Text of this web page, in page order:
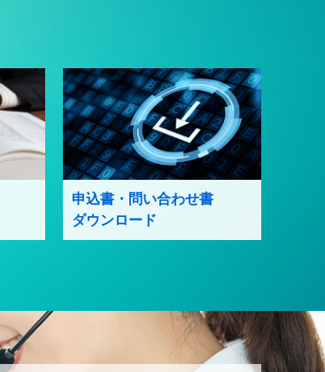
申込書・問い合わせ書
ダウンロード